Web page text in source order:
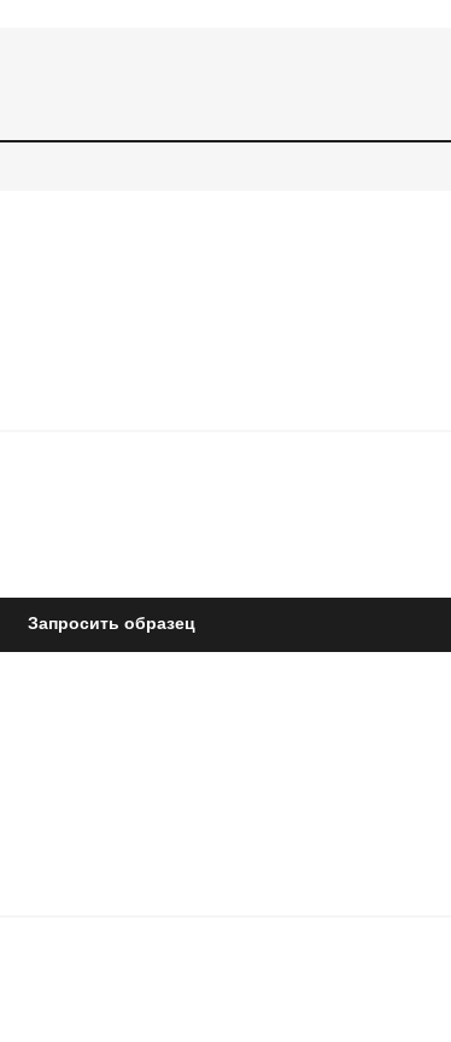
Запросить образец